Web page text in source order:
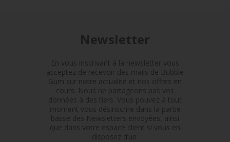
Newsletter
En vous inscrivant à la newsletter vous
acceptez de recevoir des mails de Bubble
Gum sur notre actualité et nos offres en
cours. Nous ne partageons pas vos
données à des tiers. Vous pouvez à tout
moment vous désinscrire dans la partie
basse des Newsletters envoyées, ainsi
que dans votre espace client si vous en
disposez d’un.